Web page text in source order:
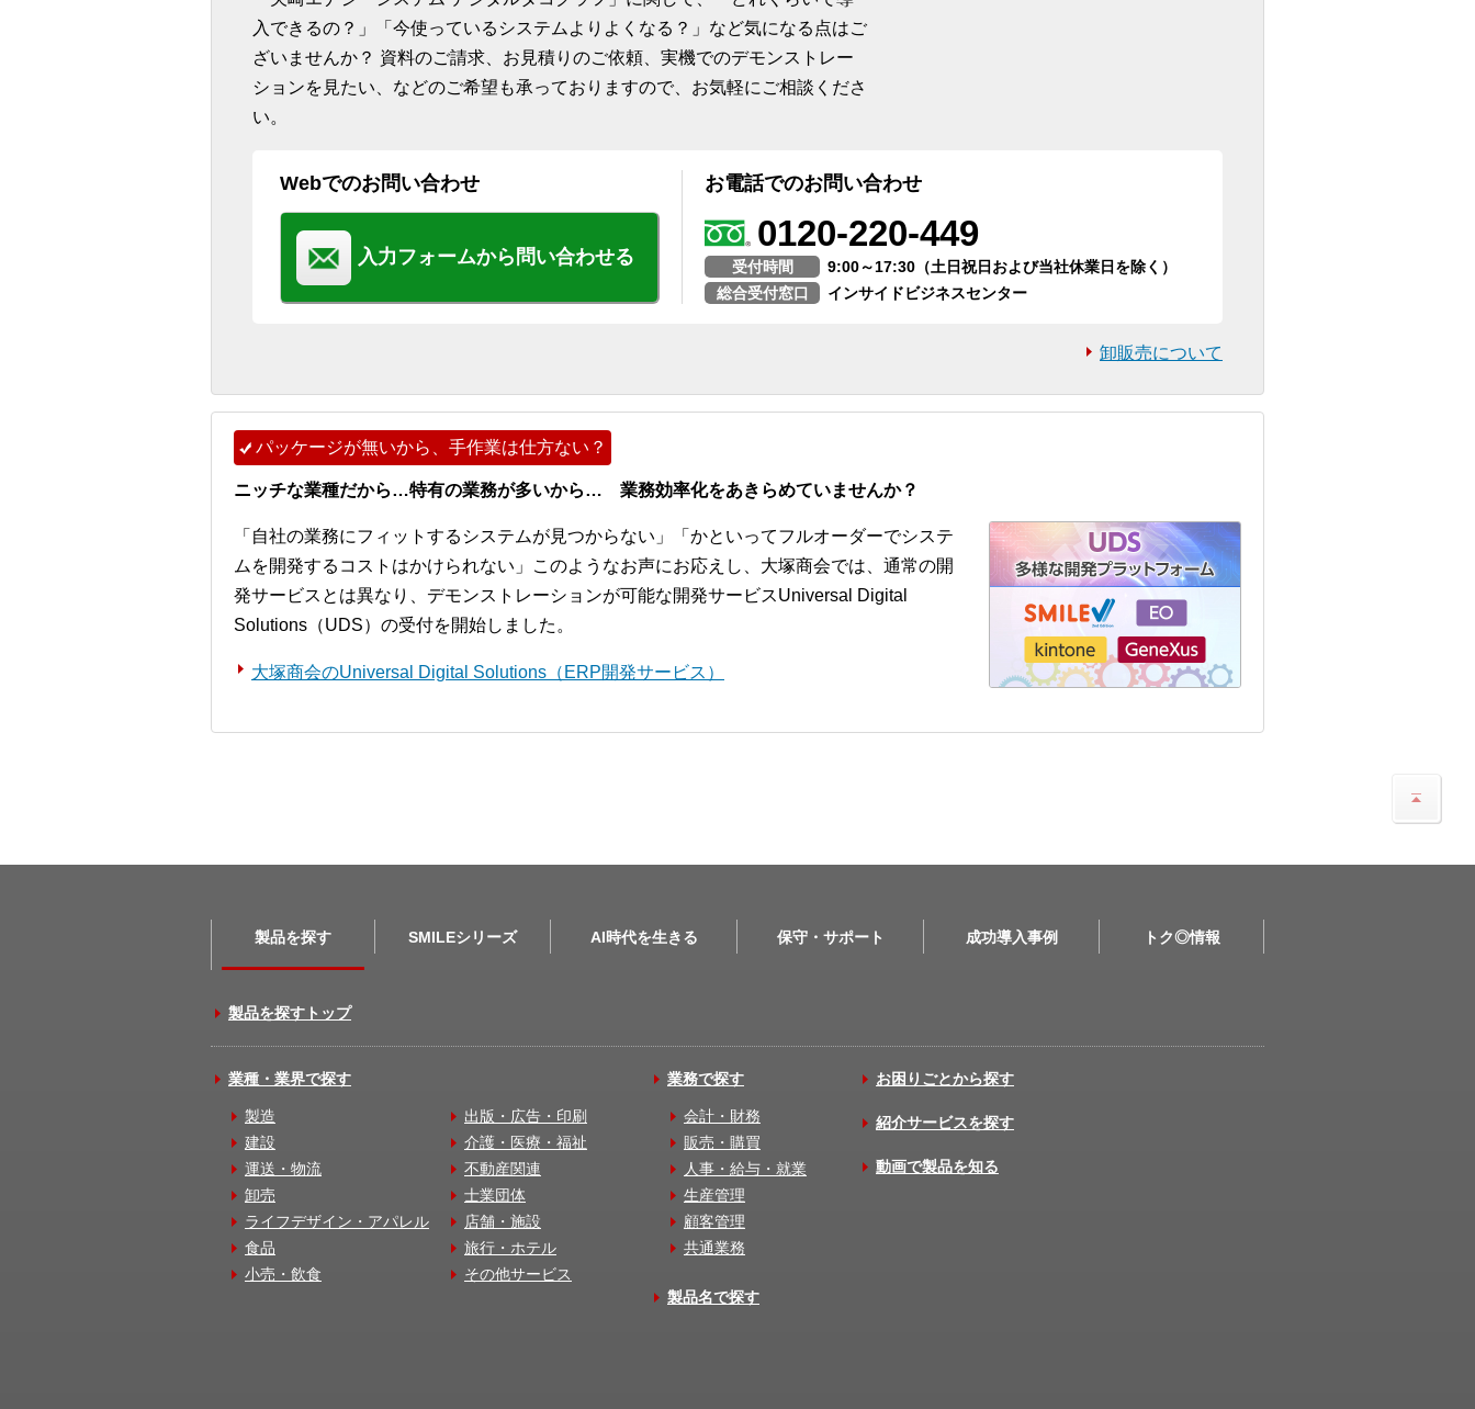
入できるの？」「今使っているシステムよりよくなる？」など気になる点はご
ざいませんか？ 資料のご請求、お見積りのご依頼、実機でのデモンストレー
ションを見たい、などのご希望も承っておりますので、お気軽にご相談くださ
い。
Webでのお問い合わせ
入力フォームから問い合わせる
お電話でのお問い合わせ
0120-220-449
受付時間
9:00～17:30（土日祝日および当社休業日を除く）
総合受付窓口
インサイドビジネスセンター
卸販売について
パッケージが無いから、手作業は仕方ない？
ニッチな業種だから…特有の業務が多いから… 業務効率化をあきらめていませんか？
「自社の業務にフィットするシステムが見つからない」「かといってフルオーダーでシステ
ムを開発するコストはかけられない」このようなお声にお応えし、大塚商会では、通常の開
発サービスとは異なり、デモンストレーションが可能な開発サービスUniversal Digital
Solutions（UDS）の受付を開始しました。
大塚商会のUniversal Digital Solutions（ERP開発サービス）
製品を探す SMILEシリーズ AI時代を生きる 保守・サポート 成功導入事例 トク◎情報
製品を探すトップ
業種・業界で探す
製造
建設
運送・物流
卸売
ライフデザイン・アパレル
食品
小売・飲食
出版・広告・印刷
介護・医療・福祉
不動産関連
士業団体
店舗・施設
旅行・ホテル
その他サービス
業務で探す
会計・財務
販売・購買
人事・給与・就業
生産管理
顧客管理
共通業務
製品名で探す
お困りごとから探す
紹介サービスを探す
動画で製品を知る